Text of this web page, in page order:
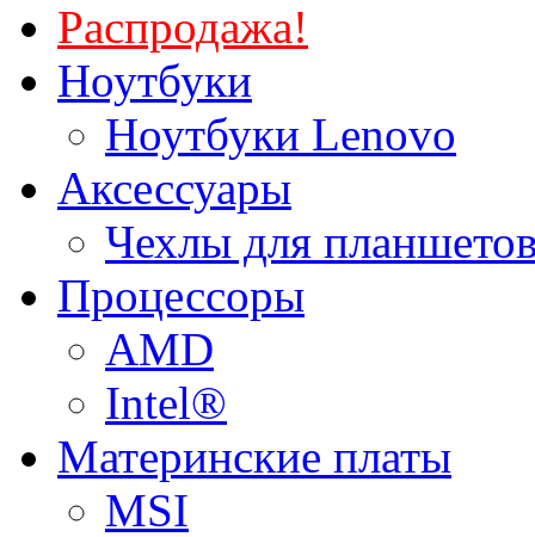
Распродажа!
Ноутбуки
Ноутбуки Lenovo
Аксессуары
Чехлы для
Процессоры
AMD
Intel®
Материнские платы
MSI